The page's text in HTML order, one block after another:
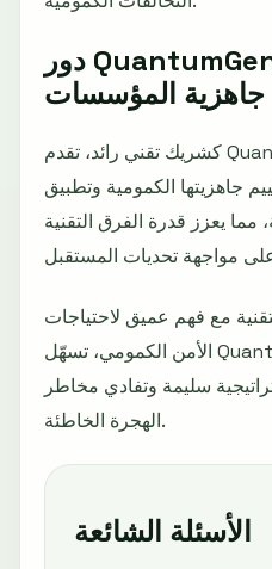
دور QuantumGenie في تعزيز
جاهزية المؤسسات
كشريك تقني رائد، تقدم QuantumGenie حلولًا متقدمة
جاهزيتها الكمومية وتطبيق
يعزز قدرة الفرق التقنية
مع فهم عميق لاحتياجات
الأمن الكمومي، تسهّل QuantumGenie على القيادات
سليمة وتفادي مخاطر
الهجرة الخاطئة.
الأسئلة الشائعة